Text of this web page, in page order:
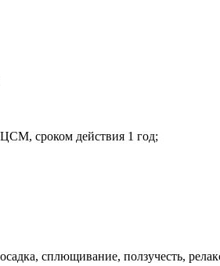
сроком действия 1 год;
сплющивание, ползучесть,